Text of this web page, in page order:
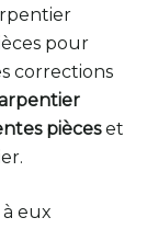
pour
corrections
pièceset
eux